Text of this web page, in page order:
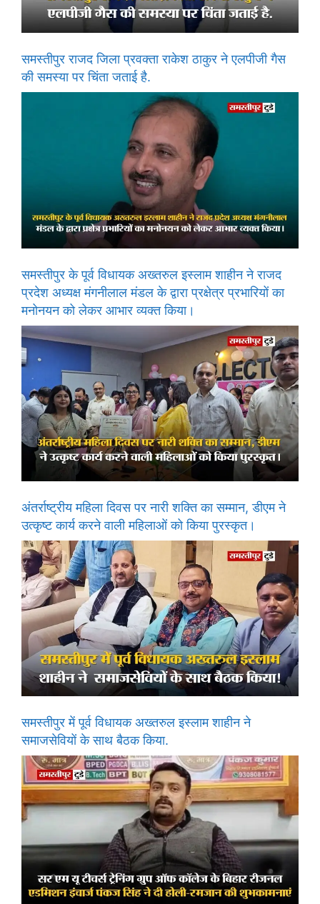
समस्तीपुर राजद जिला प्रवक्ता राकेश ठाकुर ने एलपीजी गैस
की समस्या पर चिंता जताई है.
समस्तीपुर के पूर्व विधायक अख्तरुल इस्लाम शाहीन ने राजद
प्रदेश अध्यक्ष मंगनीलाल मंडल के द्वारा प्रक्षेत्र प्रभारियों का
मनोनयन को लेकर आभार व्यक्त किया।
अंतर्राष्ट्रीय महिला दिवस पर नारी शक्ति का सम्मान, डीएम ने
उत्कृष्ट कार्य करने वाली महिलाओं को किया पुरस्कृत।
समस्तीपुर में पूर्व विधायक अख्तरुल इस्लाम शाहीन ने
समाजसेवियों के साथ बैठक किया.